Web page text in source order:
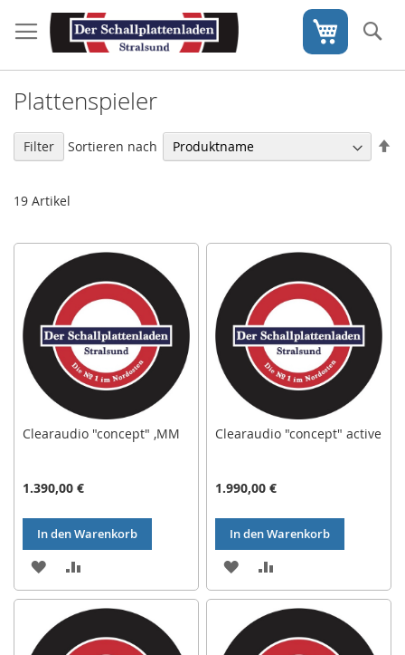
zum
Inhalt
Mein
Plattenspieler
Filter
19 Artikel
Sortieren nach
Clearaudio "concept" ,MM
1.390,00 €
In den Warenkorb
ZUR
WUNSCHLISTE
HINZUFÜGEN
VERGLEICHSLISTE
HINZUFÜGEN
Clearaudio "concept" active
1.990,00 €
In den Warenkorb
ZUR
WUNSCHLISTE
HINZUFÜGEN
VERGLEICHSLISTE
HINZUFÜGEN